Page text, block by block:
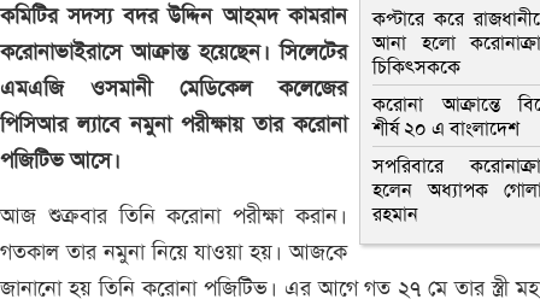
কপ্টারে করে
আনা হলো
চিকিৎসককে
করোনা আক্রান্তে
শীর্ষ ২০ এ বাংলাদেশ
সপরিবারে
হলেন অধ্যাপক
রহমান
কমিটির সদস্য বদর উদ্দিন আহমদ কামরান
করোনাভাইরাসে আক্রান্ত হয়েছেন। সিলেটের
এমএজি ওসমানী মেডিকেল কলেজের
পিসিআর ল্যাবে নমুনা পরীক্ষায় তার করোনা
পজিটিভ আসে।
আজ শুক্রবার তিনি করোনা পরীক্ষা করান।
গতকাল তার নমুনা নিয়ে যাওয়া হয়। আজকে
জানানো হয় তিনি করোনা পজিটিভ। এর আগে গত ২৭ মে তার স্ত্রী